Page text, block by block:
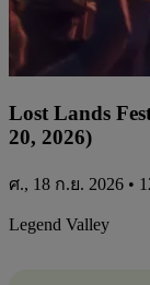
Lost Lands
20, 2026)
ศ., 18 ก.ย. 2026 •
Legend Valley